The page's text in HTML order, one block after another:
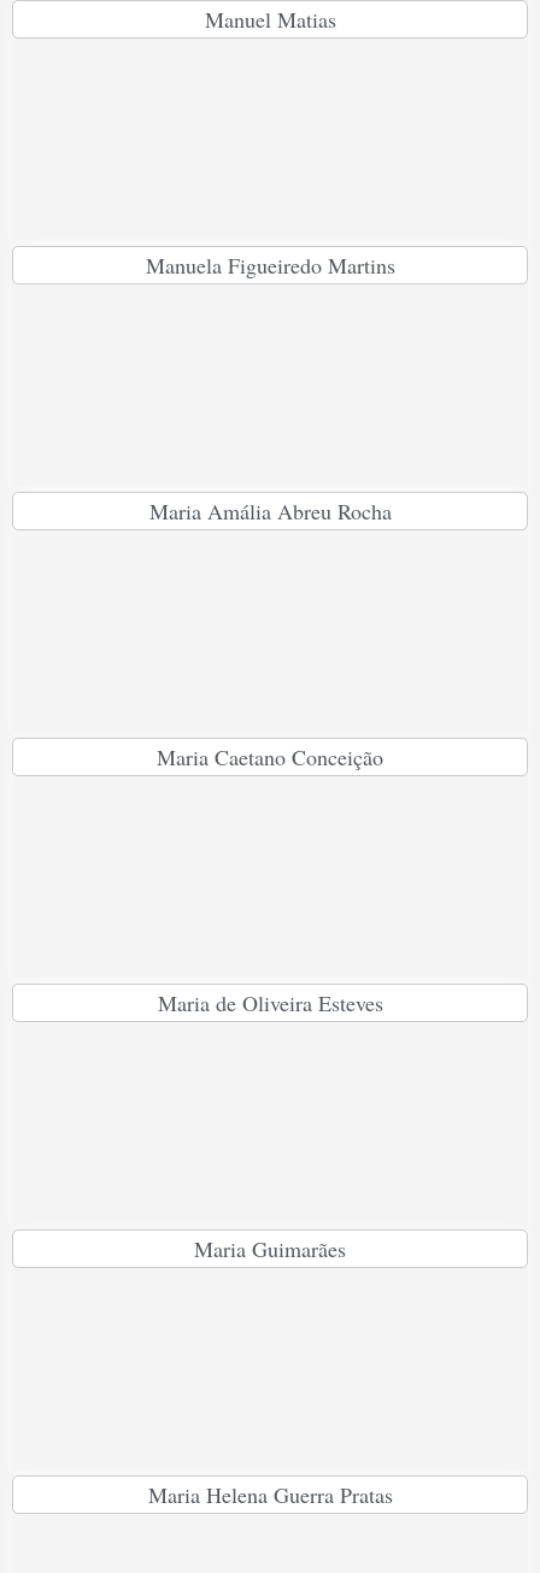
Manuel Matias
Manuela Figueiredo Martins
Maria Amália Abreu Rocha
Maria Caetano Conceição
Maria de Oliveira Esteves
Maria Guimarães
Maria Helena Guerra Pratas